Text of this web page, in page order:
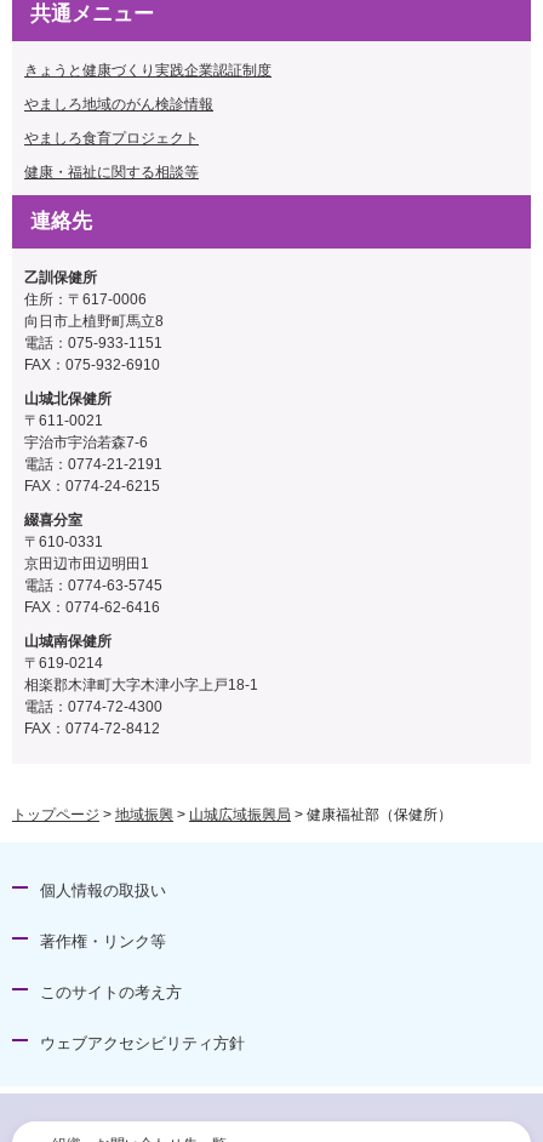
共通メニュー
きょうと健康づくり実践企業認証制度
やましろ地域のがん検診情報
やましろ食育プロジェクト
健康・福祉に関する相談等
連絡先
乙訓保健所
住所：〒617-0006
向日市上植野町馬立8
電話：075-933-1151
FAX：075-932-6910
山城北保健所
〒611-0021
宇治市宇治若森7-6
電話：0774-21-2191
FAX：0774-24-6215
綴喜分室
〒610-0331
京田辺市田辺明田1
電話：0774-63-5745
FAX：0774-62-6416
山城南保健所
〒619-0214
相楽郡木津町大字木津小字上戸18-1
電話：0774-72-4300
FAX：0774-72-8412
トップページ > 地域振興 > 山城広域振興局 > 健康福祉部（保健所）
個人情報の取扱い
著作権・リンク等
このサイトの考え方
ウェブアクセシビリティ方針